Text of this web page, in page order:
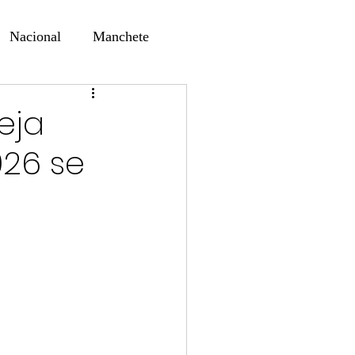
Nacional Manchete
Digitalse